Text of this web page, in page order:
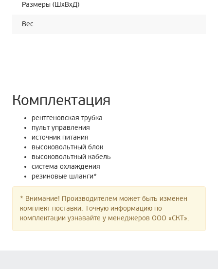
Размеры (ШхВхД)
Вес
Комплектация
рентгеновская трубка
пульт управления
источник питания
высоковольтный блок
высоковольтный кабель
система охлаждения
резиновые шланги*
* Внимание! Производителем может быть изменен
комплект поставки. Точную информацию по
комплектации узнавайте у менеджеров ООО «СКТ».